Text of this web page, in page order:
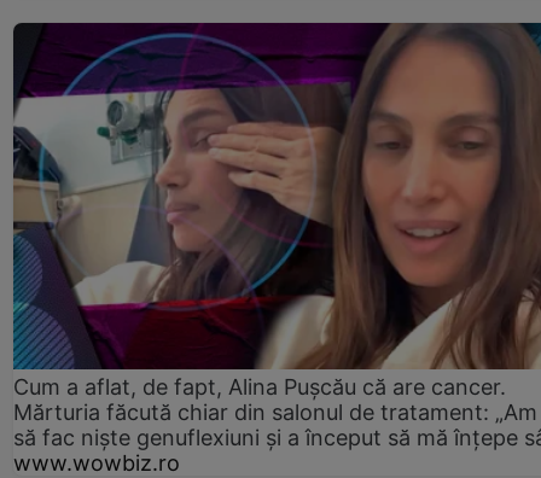
Cum a aflat, de fapt, Alina Pușcău că are cancer.
Mărturia făcută chiar din salonul de tratament:
să fac niște genuflexiuni și a început să mă înțepe
www.wowbiz.ro